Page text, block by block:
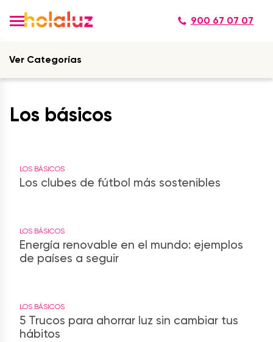
900 67 07 07
Ver Categorías
Los básicos
LOS BÁSICOS
Los clubes de fútbol más sostenibles
LOS BÁSICOS
Energía renovable en el mundo: ejemplos
de países a seguir
LOS BÁSICOS
5 Trucos para ahorrar luz sin cambiar tus
hábitos